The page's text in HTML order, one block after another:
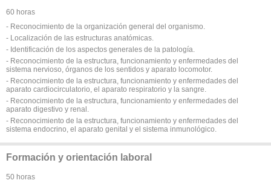
60 horas
- Reconocimiento de la organización general del organismo.
- Localización de las estructuras anatómicas.
- Identificación de los aspectos generales de la patología.
- Reconocimiento de la estructura, funcionamiento y enfermedades del
sistema nervioso, órganos de los sentidos y aparato locomotor.
- Reconocimiento de la estructura, funcionamiento y enfermedades del
aparato cardiocirculatorio, el aparato respiratorio y la sangre.
- Reconocimiento de la estructura, funcionamiento y enfermedades del
aparato digestivo y renal.
- Reconocimiento de la estructura, funcionamiento y enfermedades del
sistema endocrino, el aparato genital y el sistema inmunológico.
Formación y orientación laboral
50 horas